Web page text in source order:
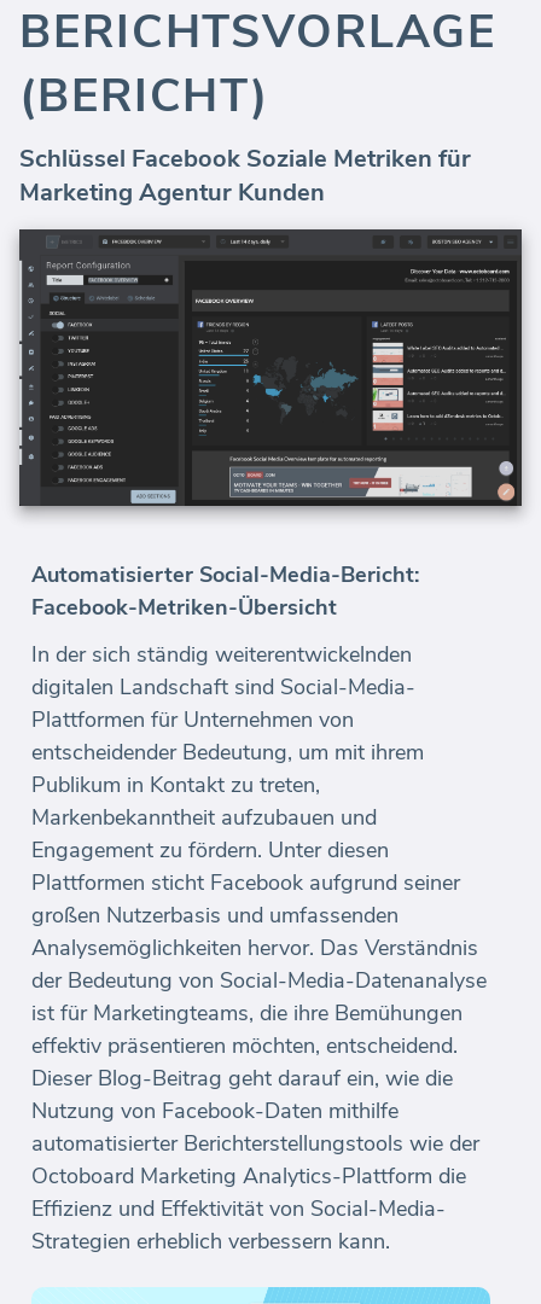
BERICHTSVORLAGE
(BERICHT)
Schlüssel Facebook Soziale Metriken für
Marketing Agentur Kunden
Automatisierter Social-Media-Bericht:
Facebook-Metriken-Übersicht
In der sich ständig weiterentwickelnden
digitalen Landschaft sind Social-Media-
Plattformen für Unternehmen von
entscheidender Bedeutung, um mit ihrem
Publikum in Kontakt zu treten,
Markenbekanntheit aufzubauen und
Engagement zu fördern. Unter diesen
Plattformen sticht Facebook aufgrund seiner
großen Nutzerbasis und umfassenden
Analysemöglichkeiten hervor. Das Verständnis
der Bedeutung von Social-Media-Datenanalyse
ist für Marketingteams, die ihre Bemühungen
effektiv präsentieren möchten, entscheidend.
Dieser Blog-Beitrag geht darauf ein, wie die
Nutzung von Facebook-Daten mithilfe
automatisierter Berichterstellungstools wie der
Octoboard Marketing Analytics-Plattform die
Effizienz und Effektivität von Social-Media-
Strategien erheblich verbessern kann.